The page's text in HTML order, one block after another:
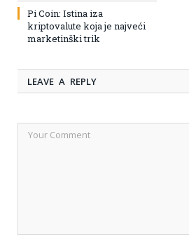
Pi Coin: Istina iza
kriptovalute koja je najveći
marketinški trik
LEAVE A REPLY